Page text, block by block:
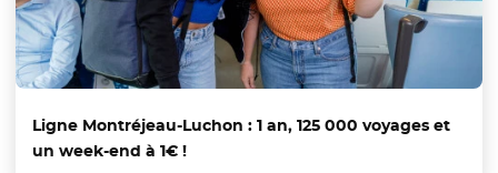
Ligne Montréjeau-Luchon : 1 an, 125 000 voyages et
un week-end à 1€ !